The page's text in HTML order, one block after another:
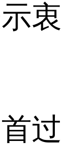
衷
过